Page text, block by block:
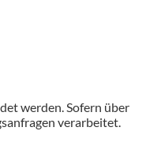
werden. Sofern über
verarbeitet.